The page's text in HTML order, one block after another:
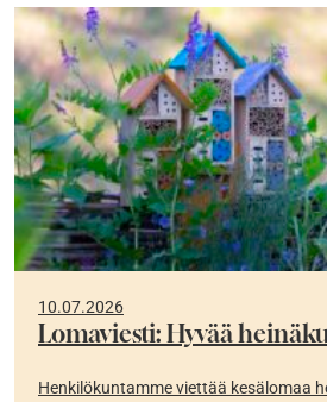
10.07.2026
Lomaviesti: Hyvää
Henkilökuntamme viettää kesälomaa